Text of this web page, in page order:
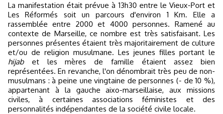
La manifestation était prévue à 13h30 entre le Vieux-Port et
Les Réformés soit un parcours d'environ 1 Km. Elle a
rassemblée entre 2000 et 4000 personnes. Ramené au
contexte de Marseille, ce nombre est très satisfaisant. Les
personnes présentes étaient très majoritairement de culture
et/ou de religion musulmane. Les jeunes filles portant le
hijabet les mères de famille étaient assez bien
représentées. En revanche, l'on dénombrait très peu de non-
musulmans : à peine une vingtaine de personnes (- de 10 %),
appartenant à la gauche aixo-marseillaise, aux missions
civiles, à certaines associations féministes et des
personnalités indépendantes de la société civile locale.